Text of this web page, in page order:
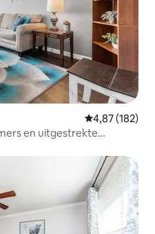
Gemiddelde
4,87 (182)
en uitgestrekte